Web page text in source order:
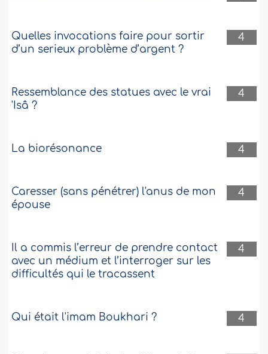
4
Quelles invocations faire pour sortir
d’un serieux problème d’argent ?
4
Ressemblance des statues avec le vrai
'Isâ ?
4
La biorésonance
4
Caresser (sans pénétrer) l'anus de mon
épouse
4
Il a commis l’erreur de prendre contact
avec un médium et l’interroger sur les
difficultés qui le tracassent
4
Qui était l'imam Boukhari ?